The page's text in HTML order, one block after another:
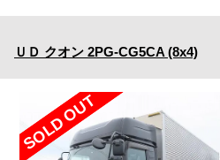
ＵＤ クオン 2PG-CG5CA (8x4)
SOLD OUT